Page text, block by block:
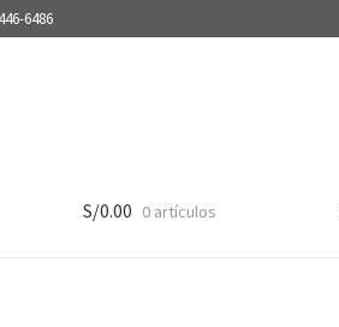
6486
S/0.00 0 artículos